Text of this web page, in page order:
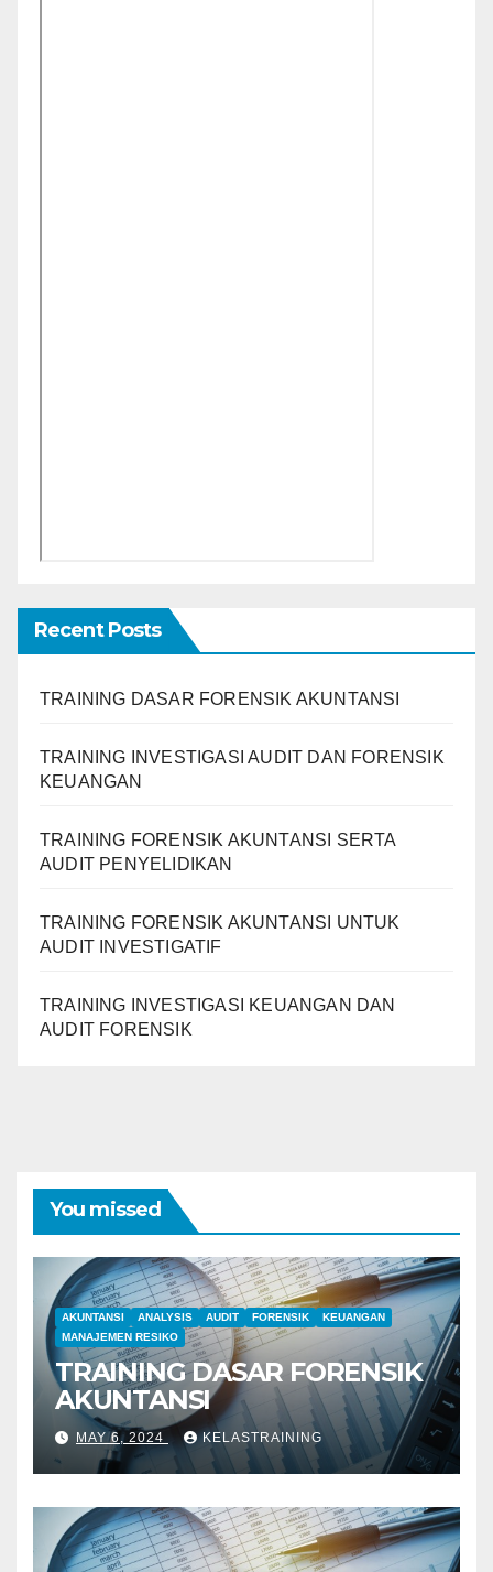
Recent Posts
TRAINING DASAR FORENSIK AKUNTANSI
TRAINING INVESTIGASI AUDIT DAN FORENSIK
KEUANGAN
TRAINING FORENSIK AKUNTANSI SERTA
AUDIT PENYELIDIKAN
TRAINING FORENSIK AKUNTANSI UNTUK
AUDIT INVESTIGATIF
TRAINING INVESTIGASI KEUANGAN DAN
AUDIT FORENSIK
You missed
AKUNTANSI ANALYSIS AUDIT FORENSIK
KEUANGAN
MANAJEMEN RESIKO
TRAINING DASAR FORENSIK
AKUNTANSI
MAY 6, 2024 KELASTRAINING